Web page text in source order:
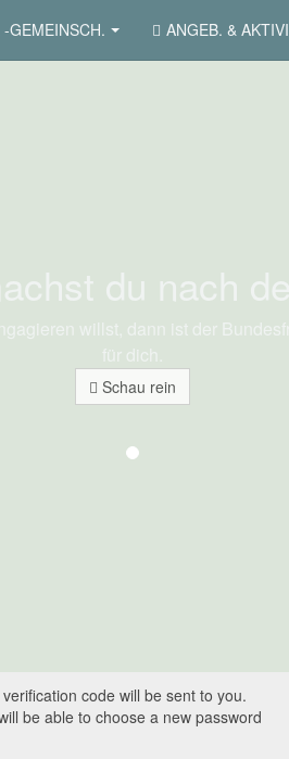
GEMEINSCH. ANGEB. &
du nach
willst, dann ist der
für dich.
Schau rein
code will be sent to you.
be able to choose a new password